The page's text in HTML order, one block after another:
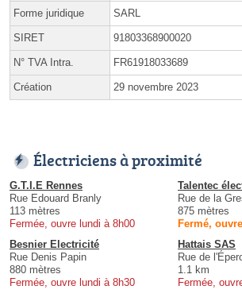
Forme juridique SARL
SIRET 91803368900020
N° TVA Intra. FR61918033689
Création 29 novembre 2023
Électriciens à proximité
G.T.I.E Rennes
Rue Edouard Branly
113 mètres
Fermée, ouvre lundi à 8h00
Talentec
Rue de la
875 mètres
Fermé,
Besnier Electricité
Rue Denis Papin
880 mètres
Fermée, ouvre lundi à 8h30
Hattais SAS
Rue de
1.1 km
Fermée,